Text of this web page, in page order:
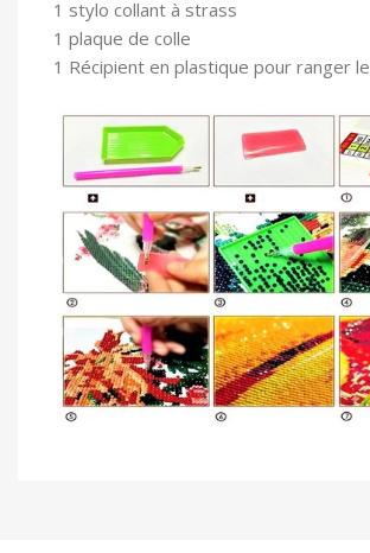
1 stylo collant à strass
1 plaque de colle
1 Récipient en plastique pour ranger